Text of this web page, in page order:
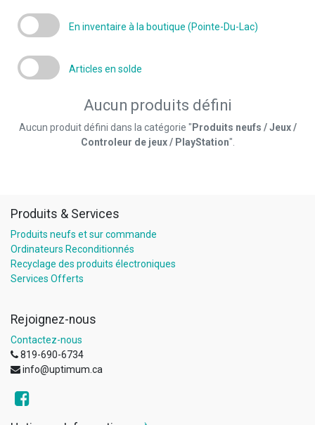
En inventaire à la boutique (Pointe-Du-Lac)
Articles en solde
Aucun produits défini
Aucun produit défini dans la catégorie " Produits neufs / Jeux /
Controleur de jeux / PlayStation".
Produits & Services
Produits neufs et sur commande
Ordinateurs Reconditionnés
Recyclage des produits électroniques
Services Offerts
Rejoignez-nous
Contactez-nous
819-690-6734
info@uptimum.ca